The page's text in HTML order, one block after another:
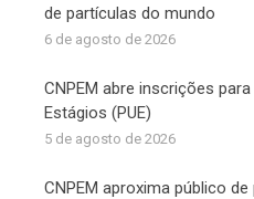
de partículas do mundo
6 de agosto de 2026
CNPEM abre inscrições
Estágios (PUE)
5 de agosto de 2026
CNPEM aproxima público